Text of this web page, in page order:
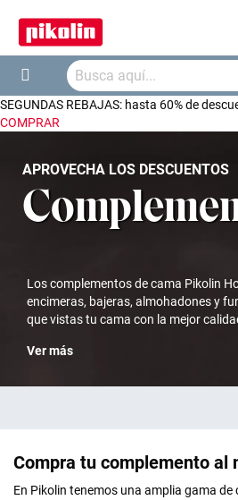
Buscar
SEGUNDAS REBAJAS: hasta 60% de
COMPRAR
APROVECHA LOS DESCUENTOS
Los complementos de cama Pikolin
encimeras, bajeras, almohadones y
que vistas tu cama con la mejor
Ver más
Compra tu complemento al
En Pikolin tenemos una amplia gama